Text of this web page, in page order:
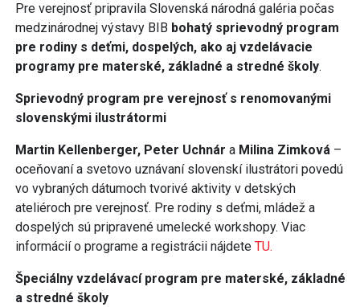
Pre verejnosť pripravila Slovenská národná galéria počas
medzinárodnej výstavy BIB bohatý sprievodný program
pre rodiny s deťmi, dospelých, ako aj vzdelávacie
programy pre materské, základné a stredné školy.
Sprievodný program pre verejnosť s renomovanými
slovenskými ilustrátormi
Martin Kellenberger, Peter Uchnár a Milina Zimková –
oceňovaní a svetovo uznávaní slovenskí ilustrátori povedú
vo vybraných dátumoch tvorivé aktivity v detských
ateliéroch pre verejnosť. Pre rodiny s deťmi, mládež a
dospelých sú pripravené umelecké workshopy. Viac
informácií o programe a registrácii nájdete TU.
Špeciálny vzdelávací program pre materské, základné
a stredné školy